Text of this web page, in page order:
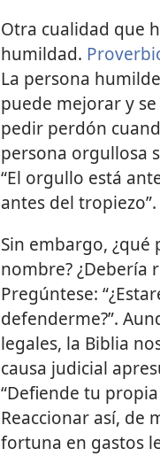
Otra cualidad que
humildad.
La persona
puede mejorar y
pedir perdón
persona orgullosa
“El orgullo está
antes del tropiezo”.
Sin embargo,
nombre? ¿Debería
Pregúntese:
defenderme?”.
legales, la Biblia
causa judicial
“Defiende tu
Reaccionar así, de
fortuna en gastos